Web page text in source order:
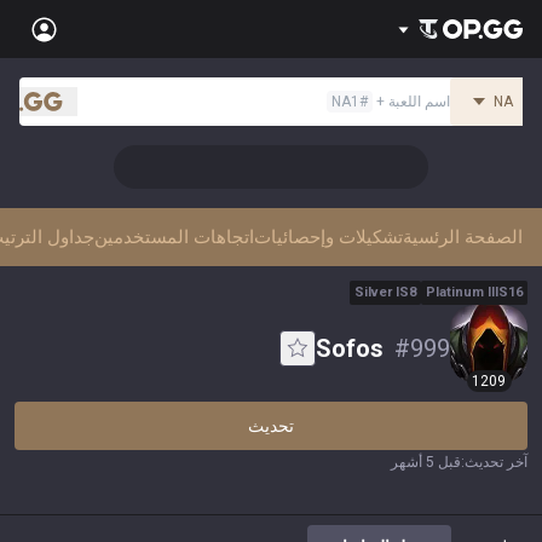
NA اسم اللعبة +
#
NA1
.gg
الصفحة الرئسيةتشكيلات وإحصائياتاتجاهات المستخدمينجداول
S16
Platinum III
S8
Silver I
1209
Sofos #999
تحديث
آخر تحديث:قبل 5 أشهر
Stats
Palworld
Pokémon Champions
Valorant
Beta
ROBLOX
Beta
Pokémon Pokopia
Marvel Rivals
Beta
Arc Raiders
Beta
Counter Strike 2
Sign in
العربية
Sign in
Back
日本語
język polski
français
Deutsch